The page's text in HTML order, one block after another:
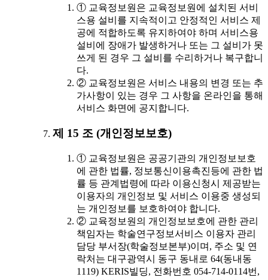
① 교육정보원은 교육정보원에 설치된 서비
스용 설비를 지속적이고 안정적인 서비스 제
공에 적합하도록 유지하여야 하며 서비스용
설비에 장애가 발생하거나 또는 그 설비가 못
쓰게 된 경우 그 설비를 수리하거나 복구합니
다.
② 교육정보원은 서비스 내용의 변경 또는 추
가사항이 있는 경우 그 사항을 온라인을 통해
서비스 화면에 공지합니다.
제 15 조 (개인정보보호)
① 교육정보원은 공공기관의 개인정보보호
에 관한 법률, 정보통신이용촉진등에 관한 법
률 등 관계법령에 따라 이용신청시 제공받는
이용자의 개인정보 및 서비스 이용중 생성되
는 개인정보를 보호하여야 합니다.
② 교육정보원의 개인정보보호에 관한 관리
책임자는 학술연구정보서비스 이용자 관리
담당 부서장(학술정보본부)이며, 주소 및 연
락처는 대구광역시 동구 동내로 64(동내동
1119) KERIS빌딩, 전화번호 054-714-0114번,